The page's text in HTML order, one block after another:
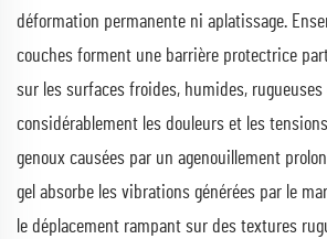
déformation permanente ni aplatissage.
couches forment une barrière protectrice
sur les surfaces froides, humides,
considérablement les douleurs et les
genoux causées par un agenouillement
gel absorbe les vibrations générées par le
le déplacement rampant sur des textures